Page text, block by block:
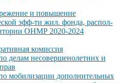
и повышение
эфф-ти жил. фонда, распол-
ОНМР 2020-2024
комиссия
делам несовершенолетних и
мобилизации дополнительных